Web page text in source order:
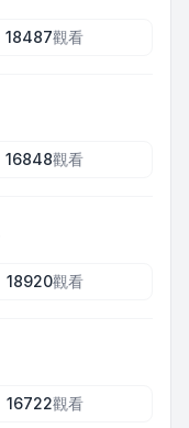
18487觀看
16848觀看
18920觀看
16722觀看